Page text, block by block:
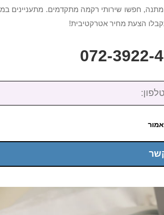
חפשו שירותי רקמה מתקדמים. מתעניינים
הצעת מחיר אטרקטיבית!